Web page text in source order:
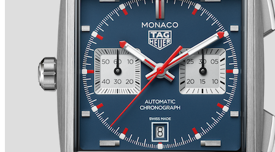
TRADITION SECONDE RÉTROGRADE 7037 de